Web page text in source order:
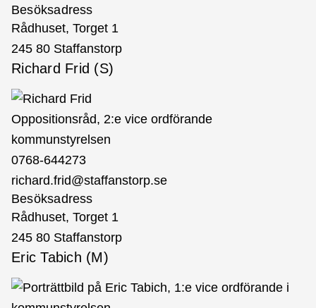
Besöksadress
Rådhuset, Torget 1
245 80 Staffanstorp
Richard Frid (S)
Oppositionsråd, 2:e vice ordförande
kommunstyrelsen
0768-644273
richard.frid@staffanstorp.se
Besöksadress
Rådhuset, Torget 1
245 80 Staffanstorp
Eric Tabich (M)